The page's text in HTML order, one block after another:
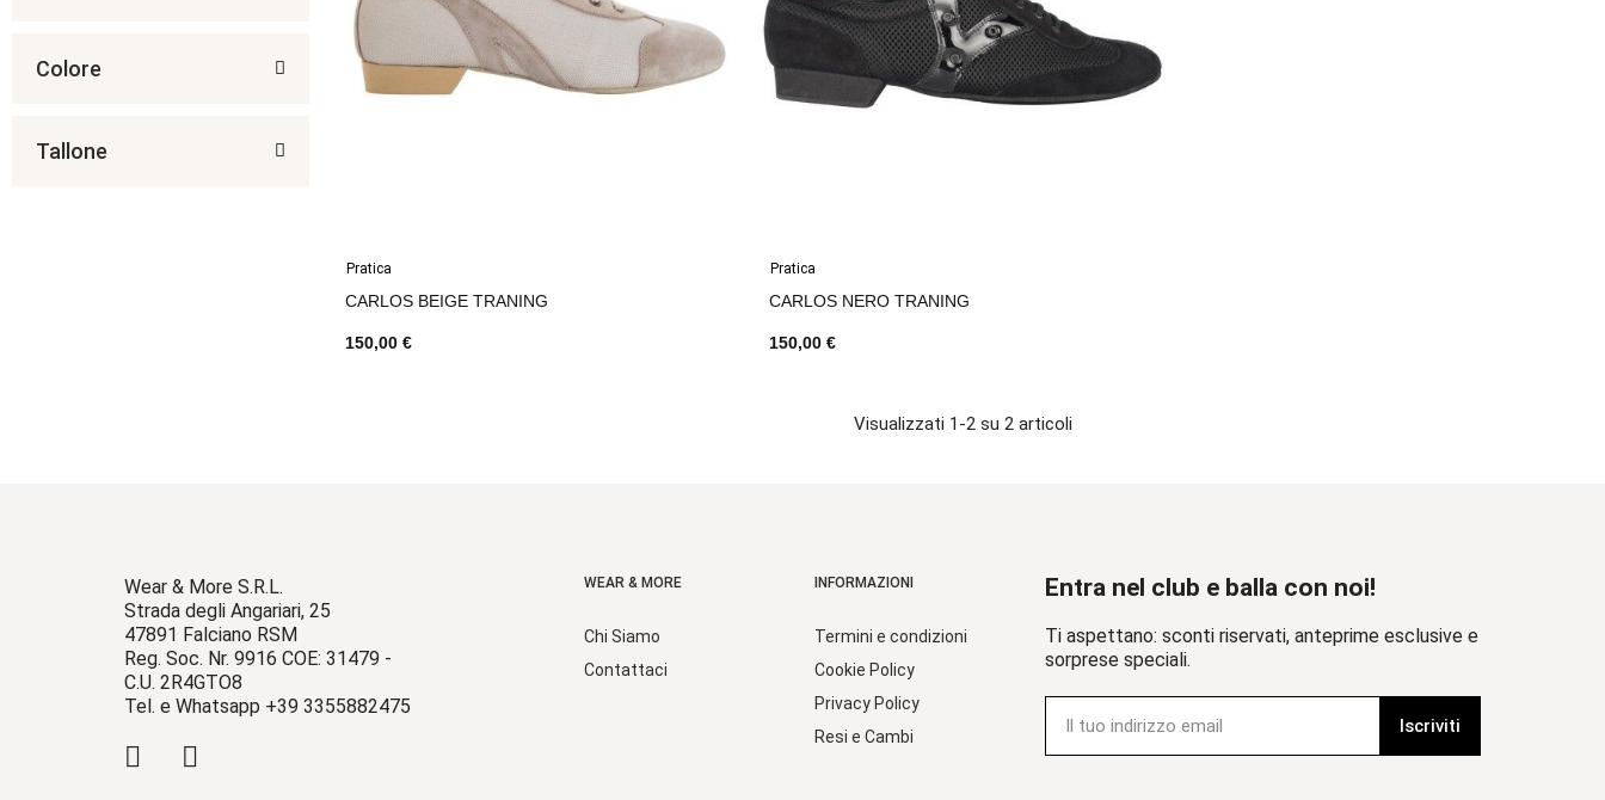
Colore
Tallone
Pratica
CARLOS BEIGE TRANING
150,00 €
Pratica
CARLOS NERO TRANING
150,00 €
Visualizzati 1-2 su 2 articoli
Wear & More S.R.L.
Strada degli Angariari, 25
47891 Falciano RSM
Reg. Soc. Nr. 9916 COE: 31479 -
C.U. 2R4GTO8
Tel. e Whatsapp +39 3355882475
WEAR & MORE
Chi Siamo
Contattaci
INFORMAZIONI
Termini e condizioni
Cookie Policy
Privacy Policy
Resi e Cambi
Entra nel club e balla con noi!
Ti aspettano: sconti riservati, anteprime esclusive e
sorprese speciali.
Iscriviti